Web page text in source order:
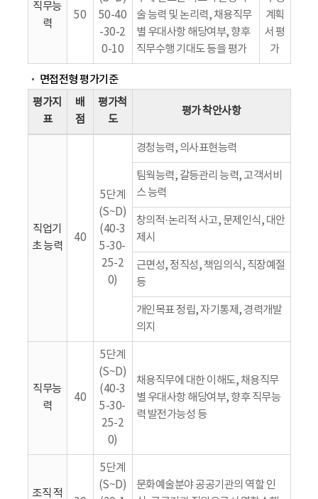
직무능
력
50
50-40
-30-2
0-10
술 능력 및 논리력, 채용직무
별 우대사항 해당여부, 향후
직무수행 기대도 등을 평가
계획
서 평
가
면접전형 평가기준
평가지
표
배
점
평가척
도
평가 착안사항
직업기
초 능력
40
5단계
(S~D)
(40-3
5-30-
25-2
0)
경청능력, 의사표현능력
팀웍능력, 갈등관리 능력, 고객서비
스 능력
창의적·논리적 사고, 문제인식, 대안
제시
근면성, 정직성, 책임의식, 직장예절
등
개인목표 정립, 자기통제, 경력개발
의지
직무능
력
40
5단계
(S~D)
(40-3
5-30-
25-2
0)
채용직무에 대한 이해도, 채용직무
별 우대사항 해당여부, 향후 직무능
력 발전가능성 등
조직 적
5단계
(S~D)
문화예술분야 공공기관의 역할 인